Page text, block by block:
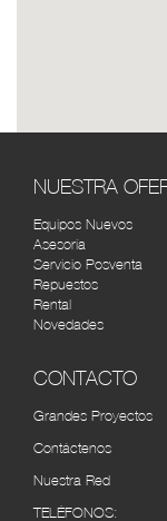
(5) 3490534
CÚCUTA
Cra. 7 No.
VEHICAFÉ
Av. 30 de
NUESTRA
Equipos Nuevos
Asesoría
Servicio Posventa
Repuestos
Rental
Novedades
CONTACTO
Grandes Proyectos
Contáctenos
Nuestra Red
TELÉFONOS: